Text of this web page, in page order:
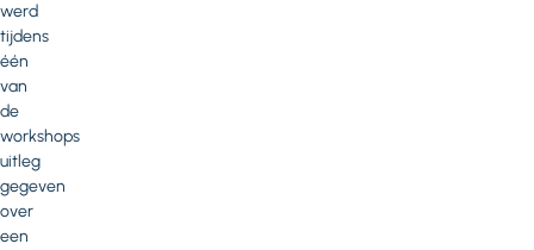
werd
tijdens
één
van
de
workshops
uitleg
gegeven
over
een